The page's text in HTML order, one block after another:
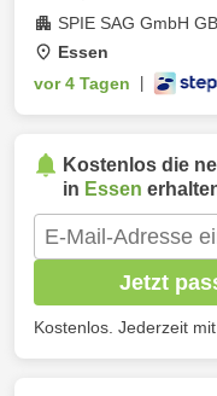
SPIE SAG GmbH
Essen
vor 4 Tagen
Kostenlos die
in Essen
Jetzt
Kostenlos. Jederzeit